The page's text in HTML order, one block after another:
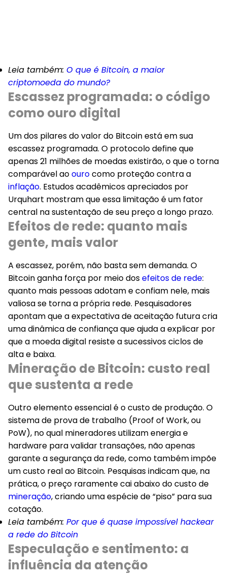
Leia também: O que é Bitcoin, a maior
criptomoeda do mundo?
Escassez programada: o código
como ouro digital
Um dos pilares do valor do Bitcoin está em sua
escassez programada. O protocolo define que
apenas 21 milhões de moedas existirão, o que o torna
comparável aoourocomo proteção contra a
inflação. Estudos acadêmicos apreciados por
Urquhart mostram que essa limitação é um fator
central na sustentação de seu preço a longo prazo.
Efeitos de rede: quanto mais
gente, mais valor
A escassez, porém, não basta sem demanda. O
Bitcoin ganha força por meio dosefeitos de rede:
quanto mais pessoas adotam e confiam nele, mais
valiosa se torna a própria rede. Pesquisadores
apontam que a expectativa de aceitação futura cria
uma dinâmica de confiança que ajuda a explicar por
que a moeda digital resiste a sucessivos ciclos de
alta e baixa.
Mineração de Bitcoin: custo real
que sustenta a rede
Outro elemento essencial é o custo de produção. O
sistema de prova de trabalho (Proof of Work, ou
PoW), no qual mineradores utilizam energia e
hardware para validar transações, não apenas
garante a segurança da rede, como também impõe
um custo real ao Bitcoin. Pesquisas indicam que, na
prática, o preço raramente cai abaixo do custo de
mineração, criando uma espécie de “piso” para sua
cotação.
Leia também: Por que é quase impossível hackear
a rede do Bitcoin
Especulação e sentimento: a
influência da atenção